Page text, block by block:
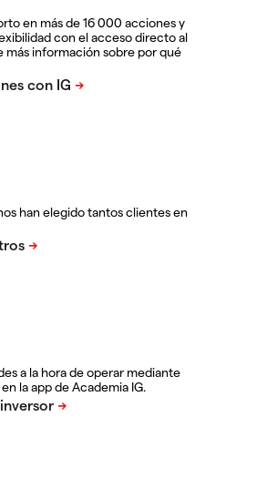
en más de 16 000 acciones y
con el acceso directo al
más información sobre por qué
han elegido tantos clientes en
a la hora de operar mediante
la app de Academia IG.